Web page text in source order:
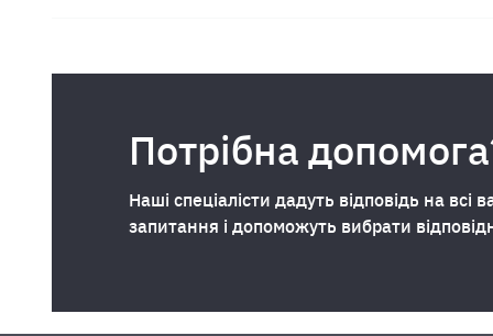
Потрібна
Наші спеціалісти дадуть відповідь на всі
запитання і допоможуть вибрати